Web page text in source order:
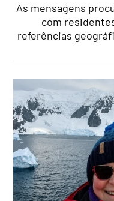
As mensagens
com
referências